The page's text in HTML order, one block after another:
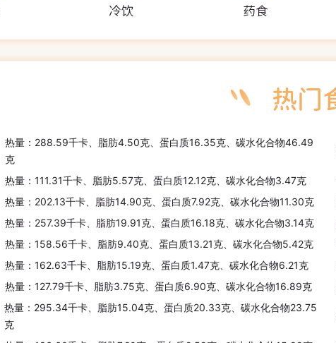
冷饮 药食
热量：288.59千卡、脂肪4.50克、蛋白质16.35克、碳水化合物46.49
克
热量：111.31千卡、脂肪5.57克、蛋白质12.12克、碳水化合物3.47克
热量：202.13千卡、脂肪14.90克、蛋白质7.92克、碳水化合物11.30克
热量：257.39千卡、脂肪19.91克、蛋白质16.18克、碳水化合物3.14克
热量：158.56千卡、脂肪9.40克、蛋白质13.21克、碳水化合物5.42克
热量：162.63千卡、脂肪15.19克、蛋白质1.47克、碳水化合物6.21克
热量：127.79千卡、脂肪3.75克、蛋白质6.90克、碳水化合物16.89克
热量：295.34千卡、脂肪15.04克、蛋白质20.33克、碳水化合物23.75
克